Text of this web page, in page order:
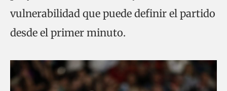
vulnerabilidad que puede definir el partido
desde el primer minuto.